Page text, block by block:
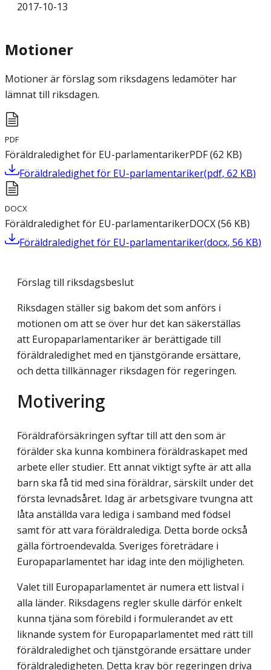
2017-10-13
Motioner
Motioner är förslag som riksdagens ledamöter har
lämnat till riksdagen.
PDF
Föräldraledighet för EU-parlamentarikerPDF(62 KB)
Föräldraledighet för EU-parlamentariker(pdf, 62 KB)
DOCX
Föräldraledighet för EU-parlamentarikerDOCX(56 KB)
Föräldraledighet för EU-parlamentariker(docx, 56 KB)
Förslag till riksdagsbeslut
Riksdagen ställer sig bakom det som anförs i
motionen om att se över hur det kan säkerställas
att Europaparlamentariker är berättigade till
föräldraledighet med en tjänstgörande ersättare,
och detta tillkännager riksdagen för regeringen.
Motivering
Föräldraförsäkringen syftar till att den som är
förälder ska kunna kombinera föräldraskapet med
arbete eller studier. Ett annat viktigt syfte är att alla
barn ska få tid med sina föräldrar, särskilt under det
första levnadsåret. Idag är arbetsgivare tvungna att
låta anställda vara lediga i samband med födsel
samt för att vara föräldralediga. Detta borde också
gälla förtroendevalda. Sveriges företrädare i
Europaparlamentet har idag inte den möjligheten.
Valet till Europaparlamentet är numera ett listval i
alla länder. Riksdagens regler skulle därför enkelt
kunna tjäna som förebild i formulerandet av ett
liknande system för Europaparlamentet med rätt till
föräldraledighet och tjänstgörande ersättare under
föräldraledigheten. Detta krav bör regeringen driva